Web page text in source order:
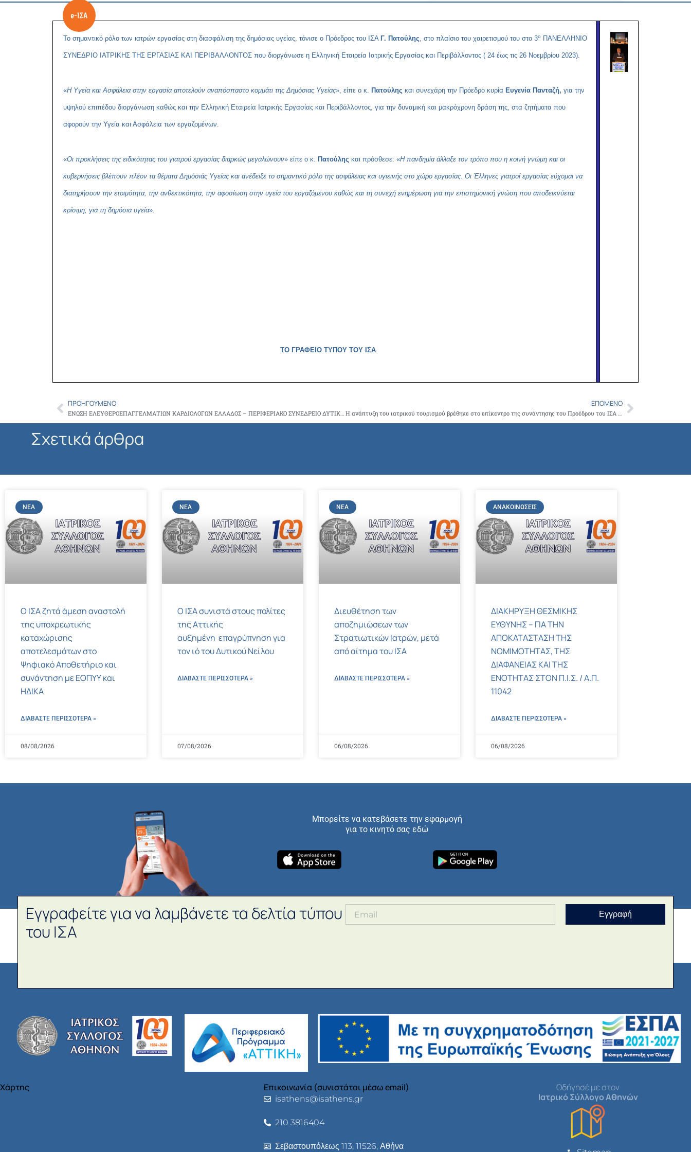
Το σημαντικό ρόλο των ιατρών εργασίας στη διασφάλιση της δημόσιας υγείας, τόνισε ο Πρόεδρος του ΙΣΑ Γ. Πατούλης, στο πλαίσιο του χαιρετισμού του στο 3ο ΠΑΝΕΛΛΗΝΙΟ
ΣΥΝΕΔΡΙΟ ΙΑΤΡΙΚΗΣ ΤΗΣ ΕΡΓΑΣΙΑΣ ΚΑΙ ΠΕΡΙΒΑΛΛΟΝΤΟΣ που διοργάνωσε η Ελληνική Εταιρεία Ιατρικής Εργασίας και Περιβάλλοντος ( 24 έως τις 26 Νοεμβρίου 2023).
«Η Υγεία και Ασφάλεια στην εργασία αποτελούν αναπόσπαστο κομμάτι της Δημόσιας Υγείας», είπε ο κ. Πατούλης και συνεχάρη την Πρόεδρο κυρία Ευγενία Πανταζή, για την
υψηλού επιπέδου διοργάνωση καθώς και την Ελληνική Εταιρεία Ιατρικής Εργασίας και Περιβάλλοντος, για την δυναμική και μακρόχρονη δράση της, στα ζητήματα που
αφορούν την Υγεία και Ασφάλεια των εργαζομένων.
«Οι προκλήσεις της ειδικότητας του γιατρού εργασίας διαρκώς μεγαλώνουν» είπε ο κ. Πατούλης και πρόσθεσε: «Η πανδημία άλλαξε τον τρόπο που η κοινή γνώμη και οι
κυβερνήσεις βλέπουν πλέον τα θέματα Δημόσιάς Υγείας και ανέδειξε το σημαντικό ρόλο της ασφάλειας και υγιεινής στο χώρο εργασίας. Οι Έλληνες γιατροί εργασίας εύχομαι να
διατηρήσουν την ετοιμότητα, την ανθεκτικότητα, την αφοσίωση στην υγεία του εργαζόμενου καθώς και τη συνεχή ενημέρωση για την επιστημονική γνώση που αποδεικνύεται
κρίσιμη, για τη δημόσια υγεία».
ΤΟ ΓΡΑΦΕΙΟ ΤΥΠΟΥ ΤΟΥ ΙΣΑ
Prev
ΠΡΟΗΓΟΎΜΕΝΟ
ΕΝΩΣΗ ΕΛΕΥΘΕΡΟΕΠΑΓΓΕΛΜΑΤΙΩΝ ΚΑΡΔΙΟΛΟΓΩΝ ΕΛΛΑΔΟΣ – ΠΕΡΙΦΕΡΙΑΚΟ ΣΥΝΕΔΡΕΙΟ ΔΥΤΙΚΗΣ ΕΛΛΑΔΟΣ ΚΑΙ ΠΕΛΟΠΟΝΝΗΣΟΥ 24-25/11/ 2023
ΕΠΌΜΕΝΟ
Η ανάπτυξη του ιατρικού τουρισμού βρέθηκε στο επίκεντρο της συνάντησης του Προέδρου του ΙΣΑ Γ. Πατούλη, με την Υφυπουργό Τουρισμού Ε. ΡάπτηNext
Σχετικά άρθρα
ΝΈΑ
Ο ΙΣΑ ζητά άμεση αναστολή
της υποχρεωτικής
καταχώρισης
αποτελεσμάτων στο
Ψηφιακό Αποθετήριο και
συνάντηση με ΕΟΠΥΥ και
ΗΔΙΚΑ
ΔΙΑΒΑΣΤΕ ΠΕΡΙΣΣΌΤΕΡΑ »
08/08/2026
ΝΈΑ
Ο ΙΣΑ συνιστά στους πολίτες
της Αττικής
αυξημένη επαγρύπνηση για
τον ιό του Δυτικού Νείλου
ΔΙΑΒΑΣΤΕ ΠΕΡΙΣΣΌΤΕΡΑ »
07/08/2026
ΝΈΑ
Διευθέτηση των
αποζημιώσεων των
Στρατιωτικών Ιατρών, μετά
από αίτημα του ΙΣΑ
ΔΙΑΒΑΣΤΕ ΠΕΡΙΣΣΌΤΕΡΑ »
06/08/2026
ΑΝΑΚΟΙΝΏΣΕΙΣ
ΔΙΑΚΗΡΥΞΗ ΘΕΣΜΙΚΗΣ
ΕΥΘΥΝΗΣ – ΓΙΑ ΤΗΝ
ΑΠΟΚΑΤΑΣΤΑΣΗ ΤΗΣ
ΝΟΜΙΜΟΤΗΤΑΣ, ΤΗΣ
ΔΙΑΦΑΝΕΙΑΣ ΚΑΙ ΤΗΣ
ΕΝΟΤΗΤΑΣ ΣΤΟΝ Π.Ι.Σ. / Α.Π.
11042
ΔΙΑΒΑΣΤΕ ΠΕΡΙΣΣΌΤΕΡΑ »
06/08/2026
Μπορείτε να κατεβάσετε την εφαρμογή
για το κινητό σας εδώ
Εγγραφείτε για να λαμβάνετε τα δελτία τύπου
του ΙΣΑ
Εγγραφή
Χάρτης Επικοινωνία (συνιστάται μέσω email)
isathens@isathens.gr
210 3816404
Σεβαστουπόλεως 113, 11526, Αθήνα
Οδήγησέ με στον
Ιατρικό Σύλλογο Αθηνών
Copy